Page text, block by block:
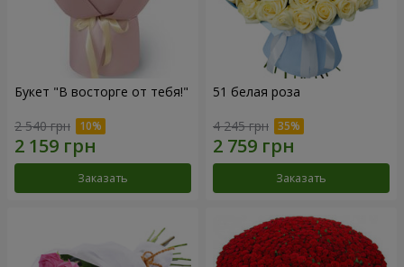
Букет "В восторге от тебя!"
2 540 грн
Заказать
51 белая роза
4 245 грн
Заказать